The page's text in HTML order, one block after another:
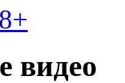
видео